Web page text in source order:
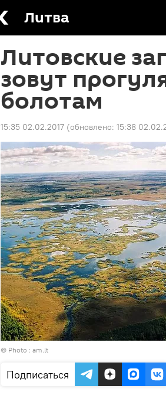
Литва
Литовские
зовут
болотам
15:35 02.02.2017 (обновлено: 15:38
© Photo : am.lt
Подписаться